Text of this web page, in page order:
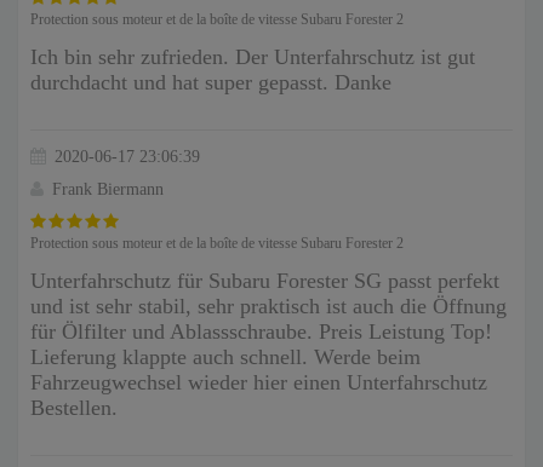
Protection sous moteur et de la boîte de vitesse Subaru Forester 2
Ich bin sehr zufrieden. Der Unterfahrschutz ist gut
durchdacht und hat super gepasst. Danke
2020-06-17 23:06:39
Frank Biermann
Protection sous moteur et de la boîte de vitesse Subaru Forester 2
Unterfahrschutz für Subaru Forester SG passt perfekt
und ist sehr stabil, sehr praktisch ist auch die Öffnung
für Ölfilter und Ablassschraube. Preis Leistung Top!
Lieferung klappte auch schnell. Werde beim
Fahrzeugwechsel wieder hier einen Unterfahrschutz
Bestellen.